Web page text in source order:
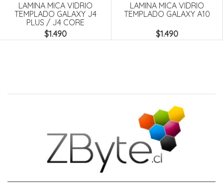
LAMINA MICA VIDRIO
TEMPLADO GALAXY J4
PLUS / J4 CORE
$1.490
LAMINA MICA VIDRIO
TEMPLADO GALAXY A10
$1.490